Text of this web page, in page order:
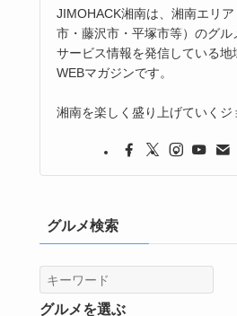
JIMOHACK湘南は、湘南エリ
市・藤沢市・平塚市等）のグル
サービス情報を発信している地
WEBマガジンです。
湘南を楽しく盛り上げていくジ
グルメ検索
グルメを選ぶ